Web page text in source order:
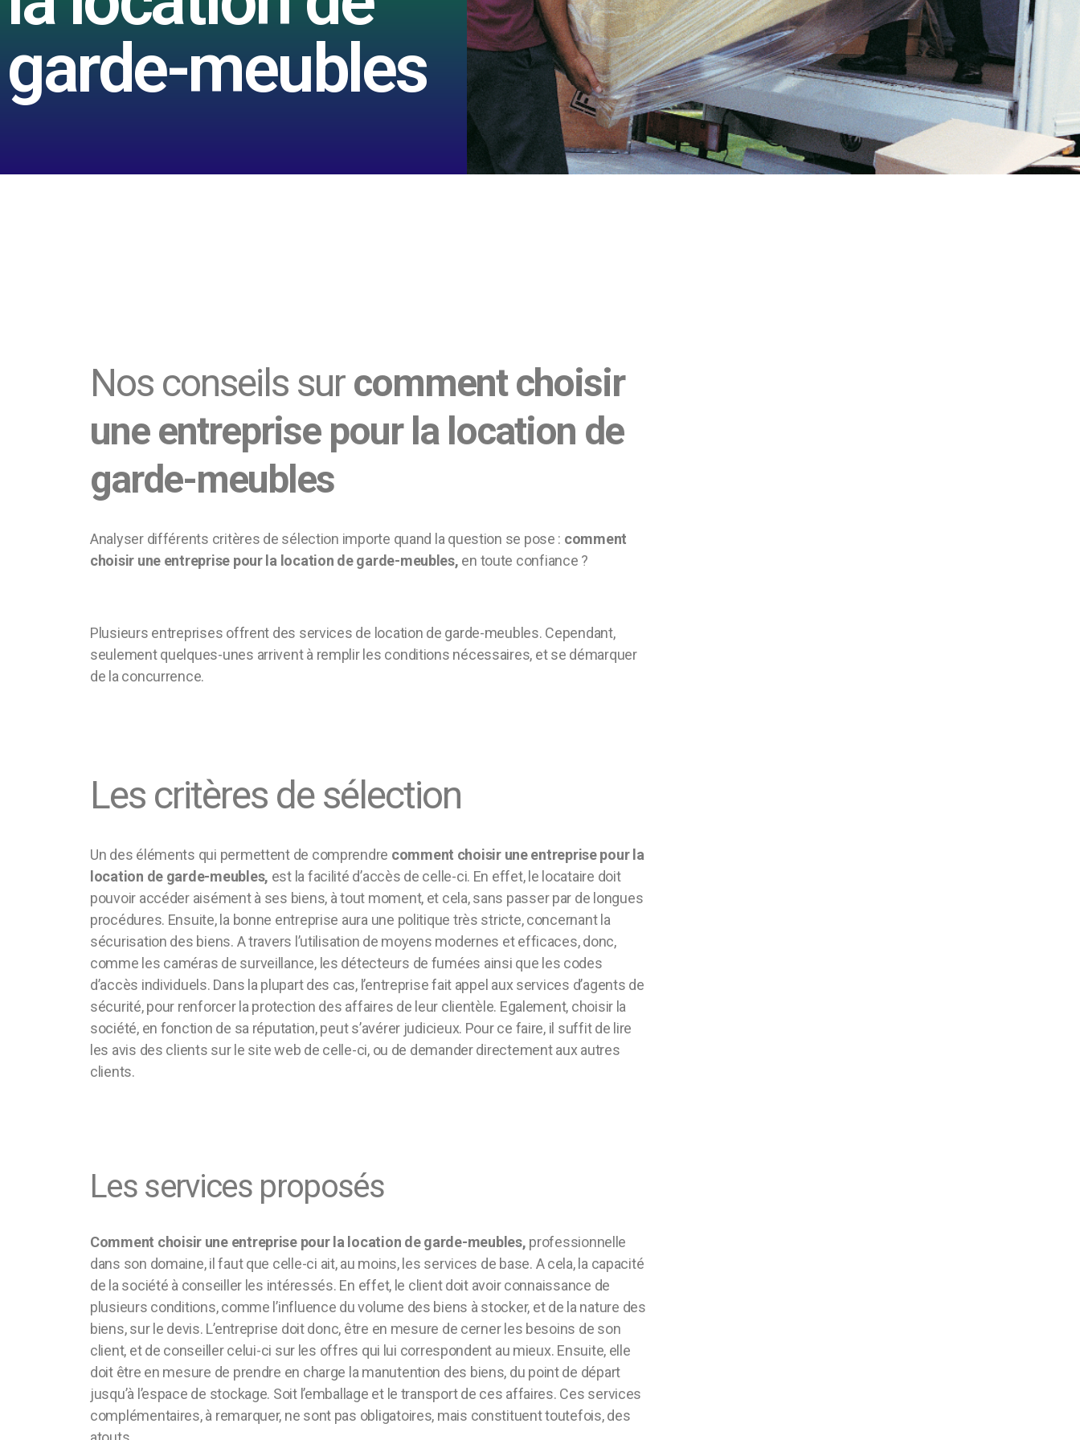
garde-meubles
Nos conseils surcomment choisir
une entreprise pour la location de
garde-meubles
Analyser différents critères de sélection importe quand la question se pose : comment
choisir une entreprise pour la location de garde-meubles, en toute confiance ?
Plusieurs entreprises offrent des services de location de garde-meubles. Cependant,
seulement quelques-unes arrivent à remplir les conditions nécessaires, et se démarquer
de la concurrence.
Les critères de sélection
Un des éléments qui permettent de comprendre comment choisir une entreprise pour la
location de garde-meubles, est la facilité d’accès de celle-ci. En effet, le locataire doit
pouvoir accéder aisément à ses biens, à tout moment, et cela, sans passer par de longues
procédures. Ensuite, la bonne entreprise aura une politique très stricte, concernant la
sécurisation des biens. A travers l’utilisation de moyens modernes et efficaces, donc,
comme les caméras de surveillance, les détecteurs de fumées ainsi que les codes
d’accès individuels. Dans la plupart des cas, l’entreprise fait appel aux services d’agents de
sécurité, pour renforcer la protection des affaires de leur clientèle. Egalement, choisir la
société, en fonction de sa réputation, peut s’avérer judicieux. Pour ce faire, il suffit de lire
les avis des clients sur le site web de celle-ci, ou de demander directement aux autres
clients.
Les services proposés
Comment choisir une entreprise pour la location de garde-meubles, professionnelle
dans son domaine, il faut que celle-ci ait, au moins, les services de base. A cela, la capacité
de la société à conseiller les intéressés. En effet, le client doit avoir connaissance de
plusieurs conditions, comme l’influence du volume des biens à stocker, et de la nature des
biens, sur le devis. L’entreprise doit donc, être en mesure de cerner les besoins de son
client, et de conseiller celui-ci sur les offres qui lui correspondent au mieux. Ensuite, elle
doit être en mesure de prendre en charge la manutention des biens, du point de départ
jusqu’à l’espace de stockage. Soit l’emballage et le transport de ces affaires. Ces services
complémentaires, à remarquer, ne sont pas obligatoires, mais constituent toutefois, des